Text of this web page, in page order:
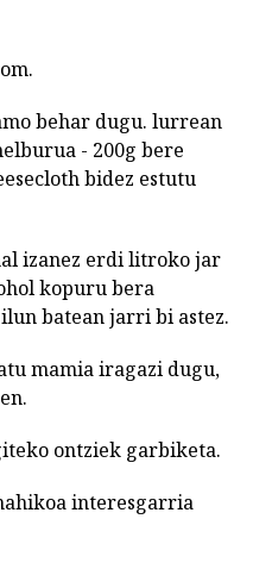
behar dugu. lurrean
- 200g bere
bidez estutu
izanez erdi litroko jar
kopuru bera
batean jarri bi astez.
mamia iragazi dugu,
ontziek garbiketa.
interesgarria